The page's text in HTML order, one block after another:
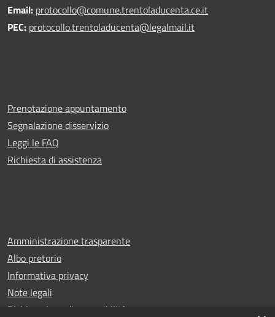
Email: protocollo@comune.trentoladucenta.ce.it
PEC: protocollo.trentoladucenta@legalmail.it
Prenotazione appuntamento
Segnalazione disservizio
Leggi le FAQ
Richiesta di assistenza
Amministrazione trasparente
Albo pretorio
Informativa privacy
Note legali
Dichiarazione di accessibilità